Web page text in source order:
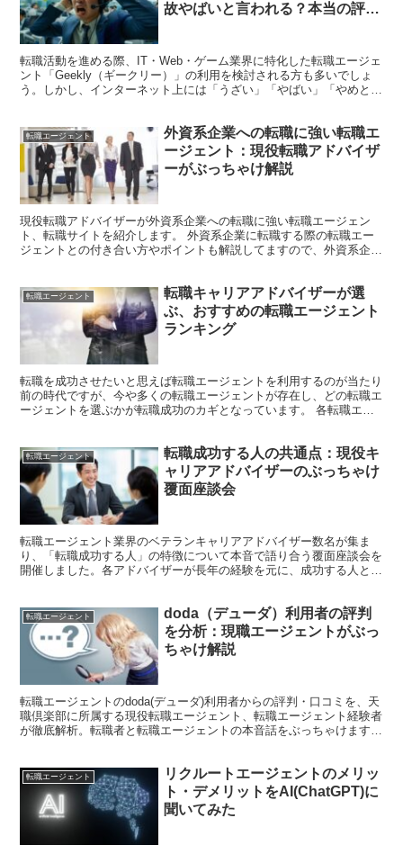
故やばいと言われる？本当の評判
転職活動を進める際、IT・Web・ゲーム業界に特化した転職エージェ
ント「Geekly（ギークリー）」の利用を検討される方も多いでしょ
う。しかし、インターネット上には「うざい」「やばい」「やめと
転職エージェント
外資系企業への転職に強い転職エ
ージェント：現役転職アドバイザ
ーがぶっちゃけ解説
現役転職アドバイザーが外資系企業への転職に強い転職エージェン
ト、転職サイトを紹介します。 外資系企業に転職する際の転職エー
ジェントとの付き合い方やポイントも解説してますので、外資系企業
転職エージェント
転職キャリアアドバイザーが選
ぶ、おすすめの転職エージェント
ランキング
転職を成功させたいと思えば転職エージェントを利用するのが当たり
前の時代ですが、今や多くの転職エージェントが存在し、どの転職エ
ージェントを選ぶかが転職成功のカギとなっています。 各転職エー
転職エージェント
転職成功する人の共通点：現役キ
ャリアアドバイザーのぶっちゃけ
覆面座談会
転職エージェント業界のベテランキャリアアドバイザー数名が集ま
り、「転職成功する人」の特徴について本音で語り合う覆面座談会を
開催しました。各アドバイザーが長年の経験を元に、成功する人とそ
転職エージェント
doda（デューダ）利用者の評判
を分析：現職エージェントがぶっ
ちゃけ解説
転職エージェントのdoda(デューダ)利用者からの評判・口コミを、天
職倶楽部に所属する現役転職エージェント、転職エージェント経験者
が徹底解析。転職者と転職エージェントの本音話をぶっちゃけます。
転職エージェント
リクルートエージェントのメリッ
ト・デメリットをAI(ChatGPT)に
聞いてみた